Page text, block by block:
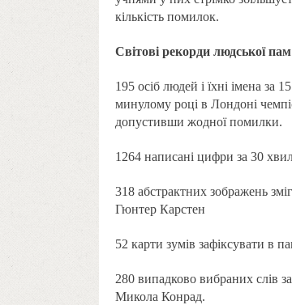
кількість помилок.
Світові рекорди людської
195 осіб людей і їхні імена
минулому році в Лондоні
допустивши жодної помилки.
1264 написані цифри за 30
318 абстрактних зображень
Гюнтер Карстен
52 карти зумів зафіксувати в
280 випадково вибраних слів
Микола Конрад.